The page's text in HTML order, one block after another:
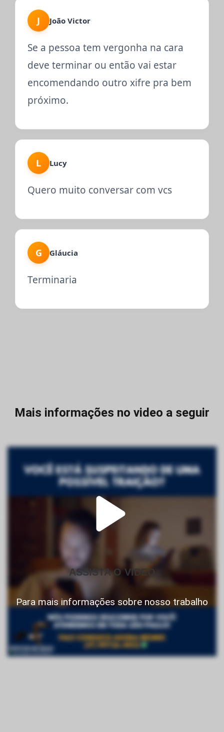
J João Victor
Se a pessoa tem vergonha na cara
deve terminar ou então vai estar
encomendando outro xifre pra bem
próximo.
L Lucy
Quero muito conversar com vcs
G Gláucia
Terminaria
Mais informações no video a seguir
ASSISTA O VIDEO
Para mais informações sobre nosso trabalho